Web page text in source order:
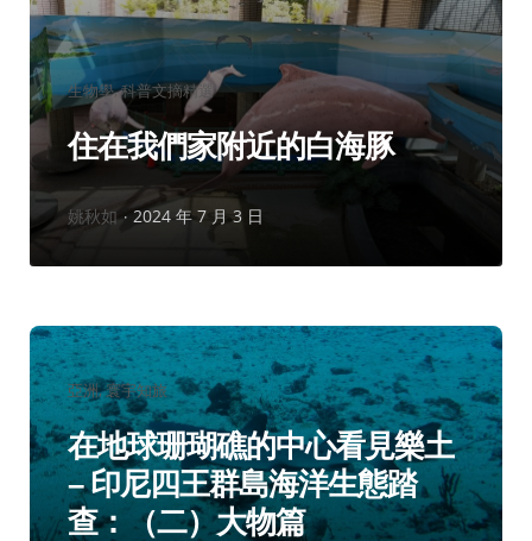
分
類：
生物學 科普文摘精選
住在我們家附近的白海豚
作
姚秋如 2024 年 7 月 3 日
分
類：
亞洲 寰宇知旅
在地球珊瑚礁的中心看見樂土
– 印尼四王群島海洋生態踏
查：（二）大物篇